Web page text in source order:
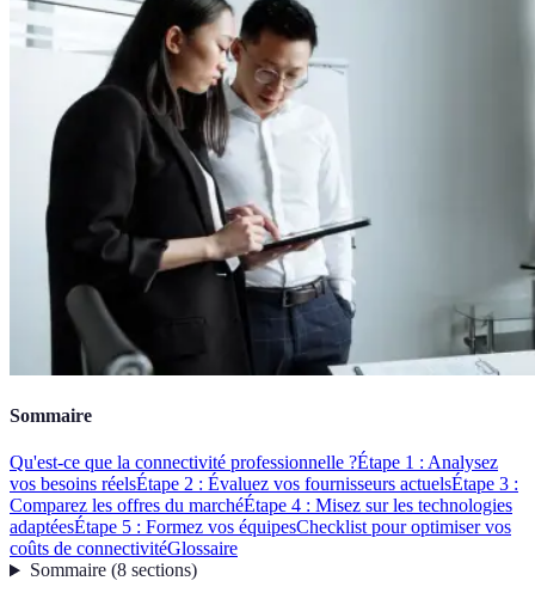
Sommaire
Qu'est-ce que la connectivité professionnelle ?Étape 1 : Analysez
vos besoins réelsÉtape 2 : Évaluez vos fournisseurs actuelsÉtape 3 :
Comparez les offres du marchéÉtape 4 : Misez sur les technologies
adaptéesÉtape 5 : Formez vos équipesChecklist pour optimiser vos
coûts de connectivitéGlossaire
Sommaire(8 sections)